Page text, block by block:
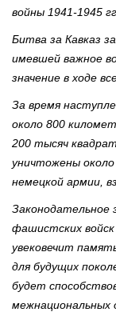
войны 1941-1945 гг.
Битва за Кавказ
имевшей важное
значение в ходе
За время
около 800
200 тысяч
уничтожены
немецкой армии,
Законодательное
фашистских войск
увековечит
для будущих
будет
межнациональных